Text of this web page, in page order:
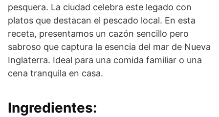
pesquera. La ciudad celebra este legado con
platos que destacan el pescado local. En esta
receta, presentamos un cazón sencillo pero
sabroso que captura la esencia del mar de Nueva
Inglaterra. Ideal para una comida familiar o una
cena tranquila en casa.
Ingredientes: